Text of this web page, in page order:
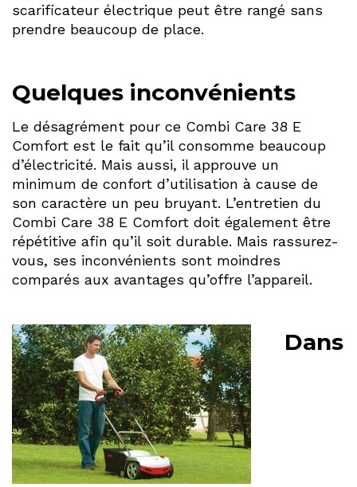
scarificateur électrique peut être rangé sans
prendre beaucoup de place.
Quelques inconvénients
Le désagrément pour ce Combi Care 38 E
Comfort est le fait qu’il consomme beaucoup
d’électricité. Mais aussi, il approuve un
minimum de confort d’utilisation à cause de
son caractère un peu bruyant. L’entretien du
Combi Care 38 E Comfort doit également être
répétitive afin qu’il soit durable. Mais rassurez-
vous, ses inconvénients sont moindres
comparés aux avantages qu’offre l’appareil.
Dans